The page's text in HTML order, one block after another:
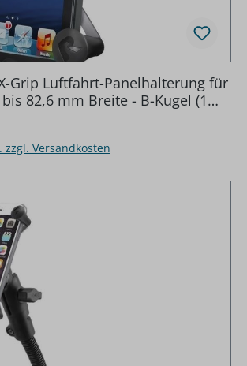
Grip Luftfahrt-Panelhalterung für
82,6 mm Breite - B-Kugel (1
kurzer Verbindungsarm
zzgl. Versandkosten